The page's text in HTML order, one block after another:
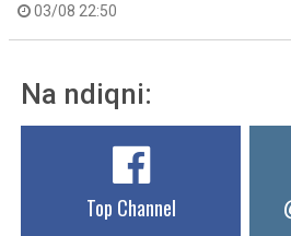
03/08 22:50
Na ndiqni:
Top Channel